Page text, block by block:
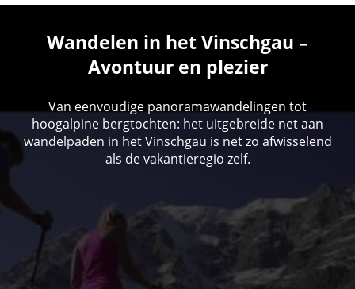
Wandelen in het Vinschgau –
Avontuur en plezier
Van eenvoudige panoramawandelingen tot
hoogalpine bergtochten: het uitgebreide net aan
wandelpaden in het Vinschgau is net zo afwisselend
als de vakantieregio zelf.